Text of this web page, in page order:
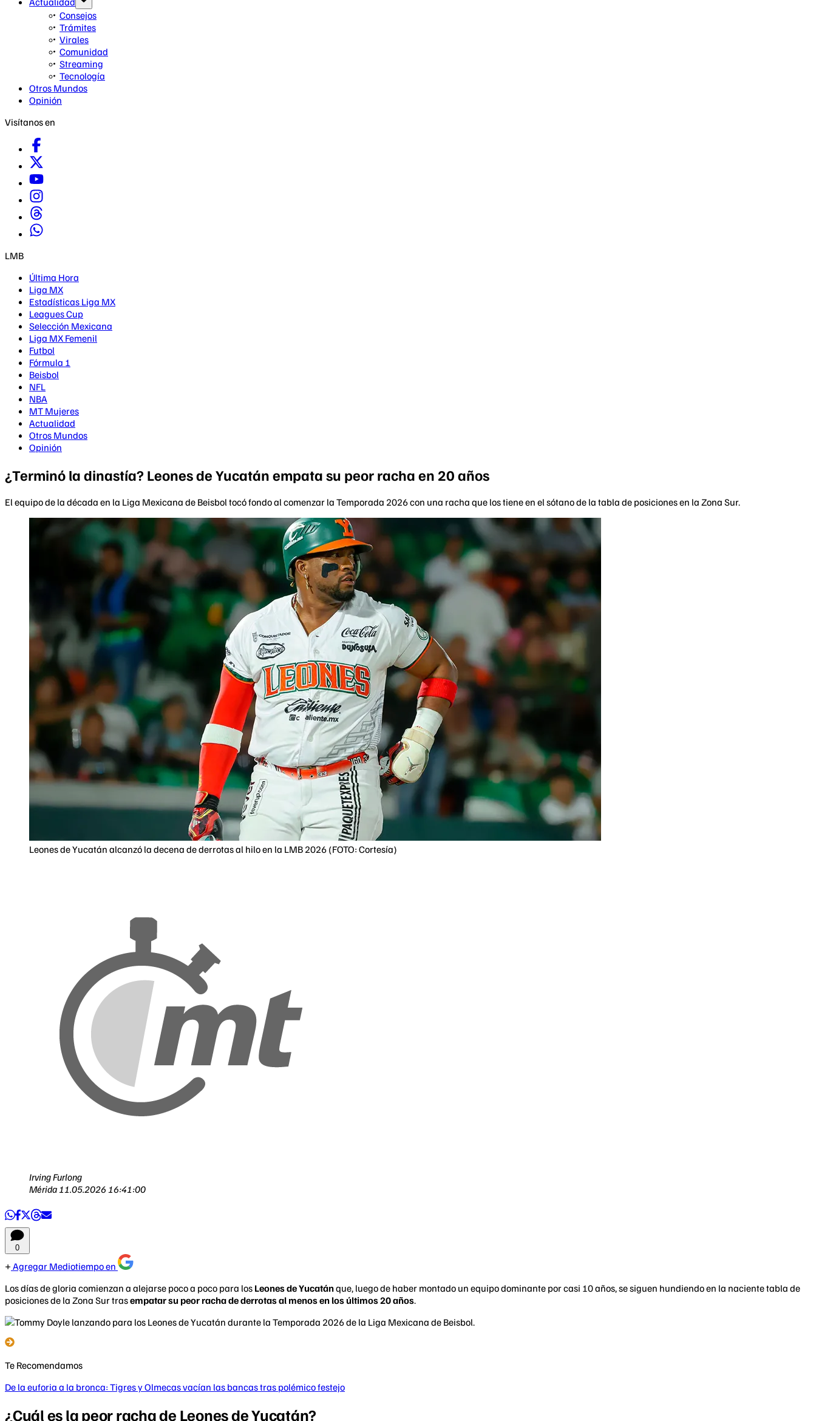
Consejos
Trámites
Virales
Comunidad
Streaming
Tecnología
Otros Mundos
Opinión
Visítanos en
LMB
Última Hora
Liga MX
Estadísticas Liga MX
Leagues Cup
Selección Mexicana
Liga MX Femenil
Futbol
Fórmula 1
Beisbol
NFL
NBA
MT Mujeres
Actualidad
Otros Mundos
Opinión
¿Terminó la dinastía? Leones de Yucatán empata su peor racha en 20 años
El equipo de la década en la Liga Mexicana de Beisbol tocó fondo al comenzar la Temporada 2026 con una racha que los tiene en el sótano de la tabla de posiciones en la Zona Sur.
Leones de Yucatán alcanzó la decena de derrotas al hilo en la LMB 2026 (FOTO: Cortesía)
Irving Furlong
Mérida 11.05.2026 16:41:00
0
Agregar Mediotiempo en
Los días de gloria comienzan a alejarse poco a poco para los Leones de Yucatánque, luego de haber montado un equipo dominante por casi 10 años, se siguen hundiendo en la naciente tabla de
posiciones de la Zona Sur trasempatar su peor racha de derrotas al menos en los últimos 20 años.
Te Recomendamos
De la euforia a la bronca: Tigres y Olmecas vacían las bancas tras polémico festejo
¿Cuál es la peor racha de Leones de Yucatán?